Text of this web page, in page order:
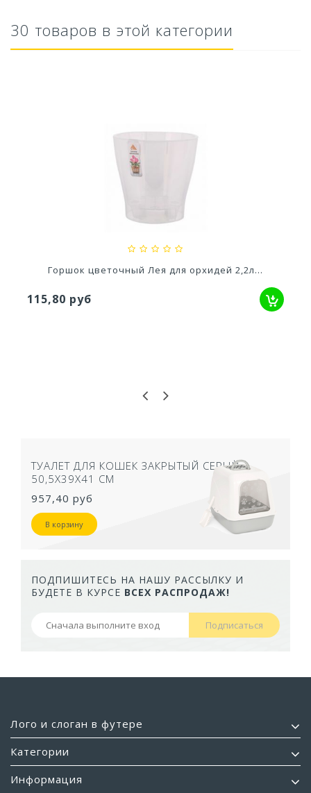
Ускоритель компоста 60гр
30 товаров в этой категории
Горшок цветочный Лея для орхидей 2,2л...
115,80 руб
ТУАЛЕТ ДЛЯ КОШЕК ЗАКРЫТЫЙ СЕРЫЙ
50,5Х39Х41 СМ
957,40 руб
В корзину
ПОДПИШИТЕСЬ НА НАШУ РАССЫЛКУ И
БУДЕТЕ В КУРСЕ ВСЕХ РАСПРОДАЖ!
Подписаться
Лого и слоган в футере
Категории
Информация